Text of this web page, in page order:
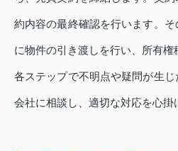
約内容の最終確認を行います。
に物件の引き渡しを行い、所有権
各ステップで不明点や疑問が生
会社に相談し、適切な対応を心掛